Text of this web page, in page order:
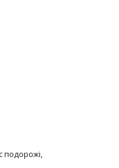
подорожі,